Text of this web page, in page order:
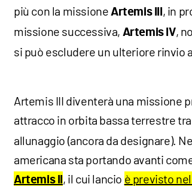
più con la missione Artemis III
, in
missione successiva, Artemis IV,
si può escludere un ulteriore rinvio
Artemis III diventerà una missione
attracco in orbita bassa terrestre
allunaggio (ancora da designare).
americana sta portando avanti
Artemis II , il cui lancio è previsto